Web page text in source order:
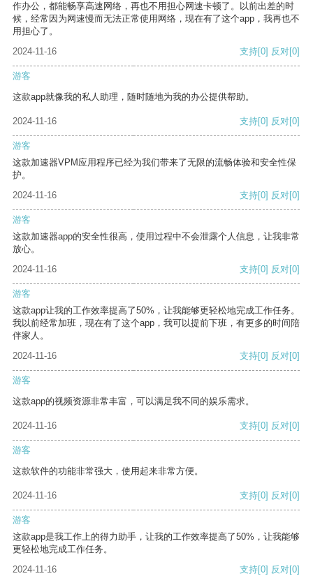
作办公，都能畅享高速网络，再也不用担心网速卡顿了。以前出差的时
候，经常因为网速慢而无法正常使用网络，现在有了这个app，我再也不
用担心了。
2024-11-16
支持[0] 反对[0]
游客
这款app就像我的私人助理，随时随地为我的办公提供帮助。
2024-11-16 支持[0] 反对[0]
游客
这款加速器VPM应用程序已经为我们带来了无限的流畅体验和安全性保
护。
2024-11-16
支持[0] 反对[0]
游客
这款加速器app的安全性很高，使用过程中不会泄露个人信息，让我非常
放心。
2024-11-16
支持[0] 反对[0]
游客
这款app让我的工作效率提高了50%，让我能够更轻松地完成工作任务。
我以前经常加班，现在有了这个app，我可以提前下班，有更多的时间陪
伴家人。
2024-11-16
支持[0] 反对[0]
游客
这款app的视频资源非常丰富，可以满足我不同的娱乐需求。
2024-11-16 支持[0] 反对[0]
游客
这款软件的功能非常强大，使用起来非常方便。
2024-11-16 支持[0] 反对[0]
游客
这款app是我工作上的得力助手，让我的工作效率提高了50%，让我能够
更轻松地完成工作任务。
2024-11-16
支持[0] 反对[0]